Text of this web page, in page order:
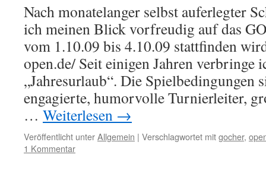
Nach monatelanger selbst auferlegter
ich meinen Blick vorfreudig auf das
vom 1.10.09 bis 4.10.09 stattfinden
open.de/ Seit einigen Jahren verbringe
„Jahresurlaub“. Die Spielbedingungen
engagierte, humorvolle Turnierleiter,
… Weiterlesen →
Veröffentlicht unterAllgemein | Verschlagwortet mitgocher,
1 Kommentar